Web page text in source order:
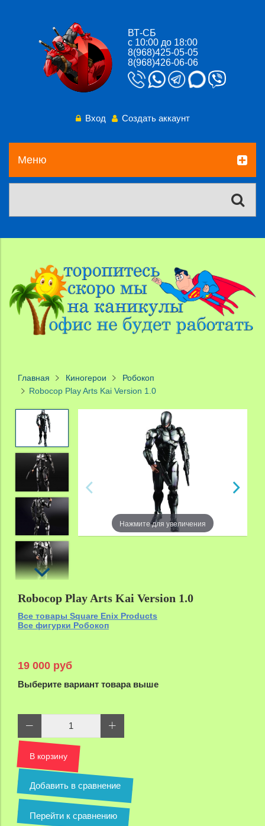
ВТ-СБ
с 10:00 до 18:00
8(968)425-05-05
8(968)426-06-06
Вход Создать аккаунт
Меню
Главная Киногерои
Робокоп
Robocop Play Arts Kai Version 1.0
Нажмите для увеличения
Robocop Play Arts Kai Version 1.0
Все товары Square Enix Products
Все фигурки Робокоп
19 000 руб
Выберите вариант товара выше
В корзину
Добавить в сравнение
Перейти к сравнению